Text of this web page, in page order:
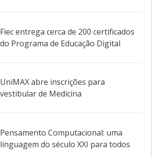
Fiec entrega cerca de 200 certificados
do Programa de Educação Digital
UniMAX abre inscrições para
Pensamento Computacional: uma
linguagem do século XXI para todos